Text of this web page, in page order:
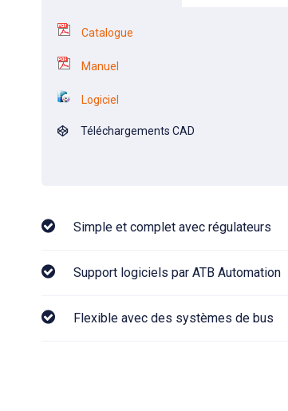
Catalogue
Manuel
Logiciel
Téléchargements CAD
Simple et complet avec régulateurs
Support logiciels par ATB Automation
Flexible avec des systèmes de bus